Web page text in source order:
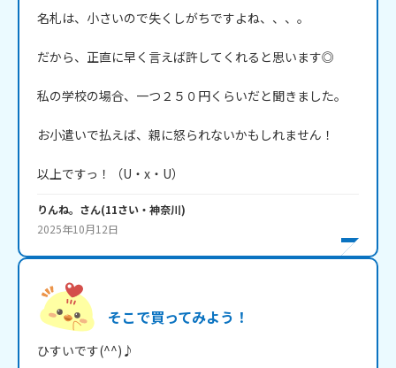
名札は、小さいので失くしがちですよね、、、。
だから、正直に早く言えば許してくれると思います◎
私の学校の場合、一つ２５０円くらいだと聞きました。
お小遣いで払えば、親に怒られないかもしれません！
以上ですっ！（U・x・U）
りんね。 さん(11さい・ 神奈川)
2025年10月12日
そこで買ってみよう！
ひすいです(^^)♪